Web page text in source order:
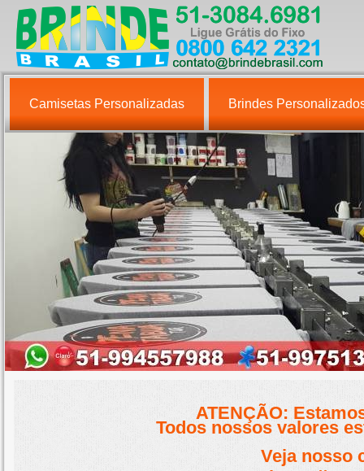
Camisetas Personalizadas Brindes
ATENÇÃO:
Todos nossos valores
Veja nosso